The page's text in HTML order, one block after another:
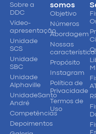
Sobre a
DDC
Vídeo-
apresentação
Unidade
SCS
Unidade
SBC
Unidade
Alphaville
UnidadeSanto
André
Competências
Depoimentos
somos
Objetivo
Números
Abordagem
Nossas
Propósito
Instagram
Política de
Privacidade
Termos de
Uso